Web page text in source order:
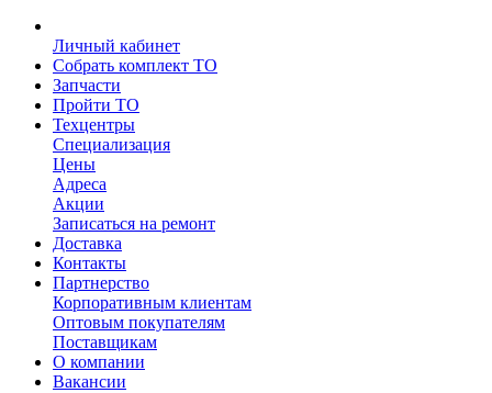
Личный кабинет
Собрать комплект ТО
Запчасти
Пройти ТО
Техцентры
Специализация
Цены
Адреса
Акции
Записаться на ремонт
Доставка
Контакты
Партнерство
Корпоративным клиентам
Оптовым покупателям
Поставщикам
О компании
Вакансии